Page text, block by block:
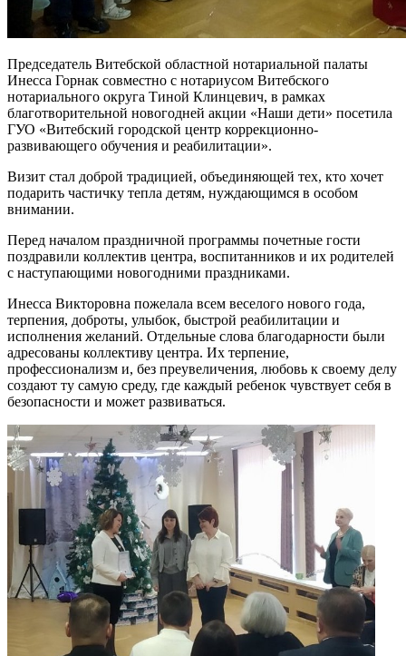
Председатель Витебской областной нотариальной палаты
Инесса Горнак совместно с нотариусом Витебского
нотариального округа Тиной Клинцевич, в рамках
благотворительной новогодней акции «Наши дети» посетила
ГУО «Витебский городской центр коррекционно-
развивающего обучения и реабилитации».
Визит стал доброй традицией, объединяющей тех, кто хочет
подарить частичку тепла детям, нуждающимся в особом
внимании.
Перед началом праздничной программы почетные гости
поздравили коллектив центра, воспитанников и их родителей
с наступающими новогодними праздниками.
Инесса Викторовна пожелала всем веселого нового года,
терпения, доброты, улыбок, быстрой реабилитации и
исполнения желаний. Отдельные слова благодарности были
адресованы коллективу центра. Их терпение,
профессионализм и, без преувеличения, любовь к своему делу
создают ту самую среду, где каждый ребенок чувствует себя в
безопасности и может развиваться.